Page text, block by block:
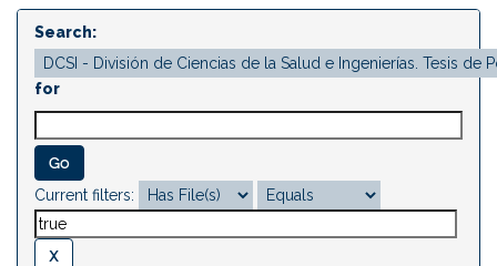
Search:
for
Current filters: